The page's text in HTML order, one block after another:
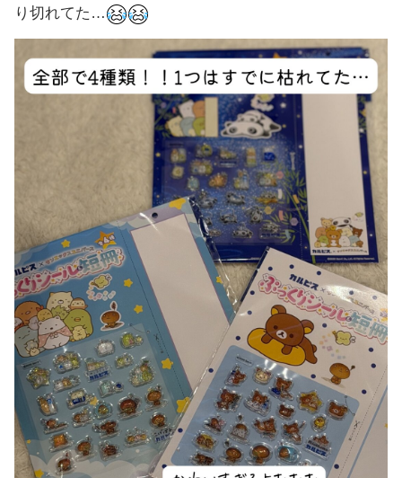
り切れてた…